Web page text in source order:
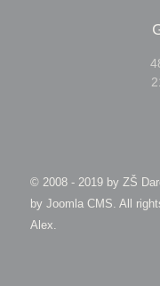
© 2008 - 2019 by ZŠ
by Joomla CMS . All
Alex